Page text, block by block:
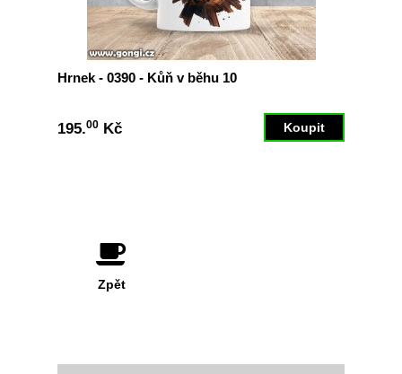
Hrnek - 0390 - Kůň v běhu 10
195.00 Kč
Zpět